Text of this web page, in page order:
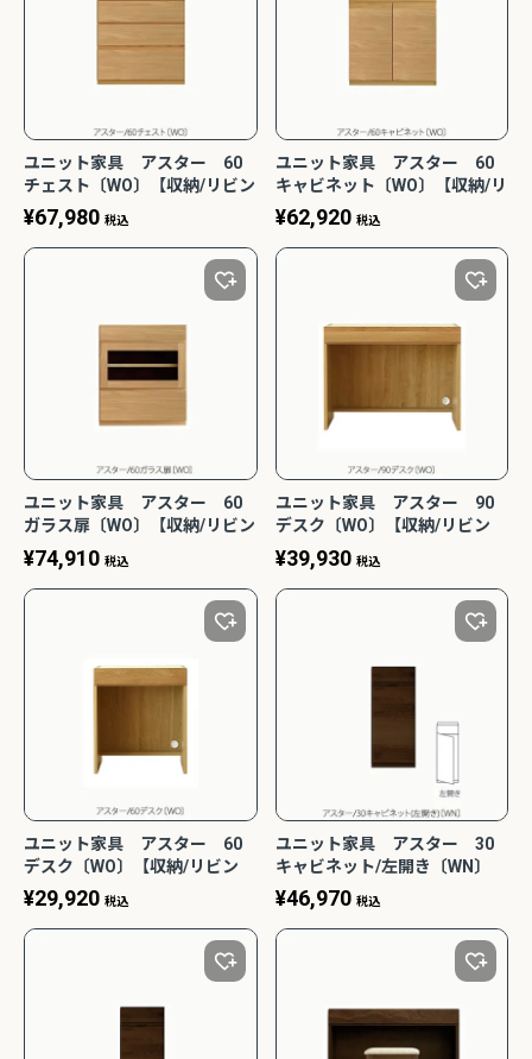
ユニット家具 アスター 60
チェスト〔WO〕【収納/リビン
グ/寝室/書斎/組合せ/ナチュラ
ル/高野木工】
¥67,980 税込
ユニット家具 アスター 60
キャビネット〔WO〕【収納/リ
ビング/寝室/書斎/組合せ/ナチ
ュラル/高野木工】
¥62,920 税込
ユニット家具 アスター 60
ガラス扉〔WO〕【収納/リビン
グ/寝室/書斎/組合せ/ナチュラ
ル/高野木工】
¥74,910 税込
ユニット家具 アスター 90
デスク〔WO〕【収納/リビン
グ/寝室/書斎/組合せ/ナチュラ
ル/高野木工】
¥39,930 税込
ユニット家具 アスター 60
デスク〔WO〕【収納/リビン
グ/寝室/書斎/組合せ/ナチュラ
ル/高野木工】
¥29,920 税込
ユニット家具 アスター 30
キャビネット/左開き〔WN〕
【収納/リビング/寝室/書斎/組
合せ/ナチュラル/高野木工】
¥46,970 税込